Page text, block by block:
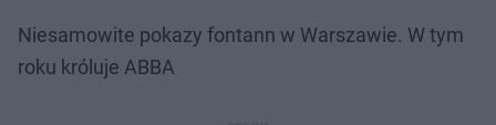
Niesamowite pokazy fontann w Warszawie. W tym
roku króluje ABBA